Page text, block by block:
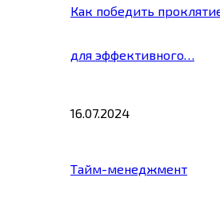
Как победить
для эффективного…
16.07.2024
Тайм-менеджмент